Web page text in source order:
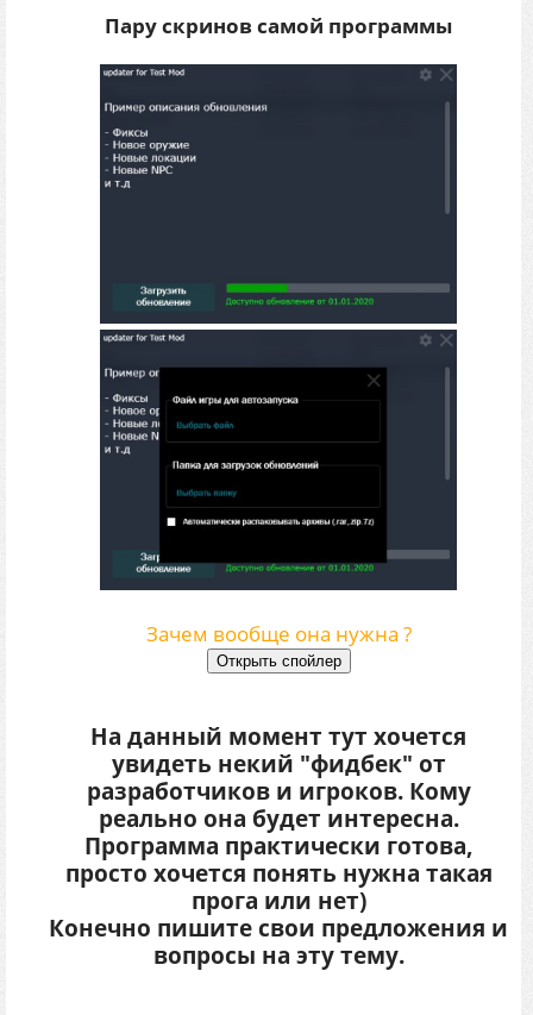
Пару скринов самой программы
Зачем вообще она нужна ?
На данный момент тут хочется
увидеть некий "фидбек" от
разработчиков и игроков. Кому
реально она будет интересна.
Программа практически готова,
просто хочется понять нужна такая
прога или нет)
Конечно пишите свои предложения и
вопросы на эту тему.